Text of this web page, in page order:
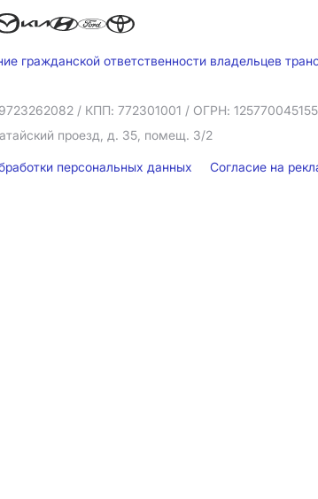
гражданской ответственности владельцев
/ КПП: 772301001 / ОГРН:
проезд, д. 35, помещ. 3/2
персональных данных Согласие на